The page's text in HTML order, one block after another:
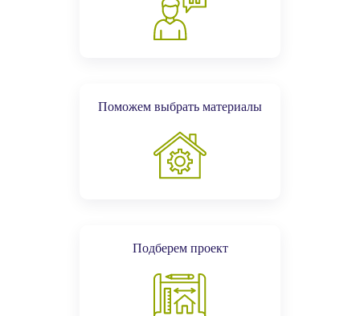
Поможем выбрать материалы
Подберем проект